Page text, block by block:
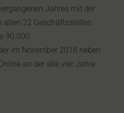
Jahres mit der
22 Geschäftsstellen.
90.000
im November 2018 neben
an der alle vier Jahre